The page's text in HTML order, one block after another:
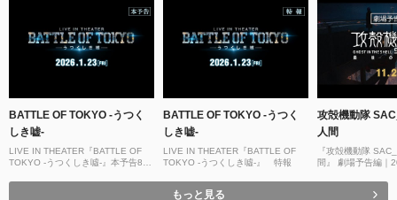
BATTLE OF TOKYO -うつく
しき嘘-
LIVE IN THEATER『BATTLE OF
TOKYO -うつくしき噓-』本予告83
BATTLE OF TOKYO -うつく
しき嘘-
LIVE IN THEATER『BATTLE OF
TOKYO -うつくしき噓-』 特報
攻殻機動隊
人間
『攻殻機動隊
間』 劇場予告編｜
もっと見る